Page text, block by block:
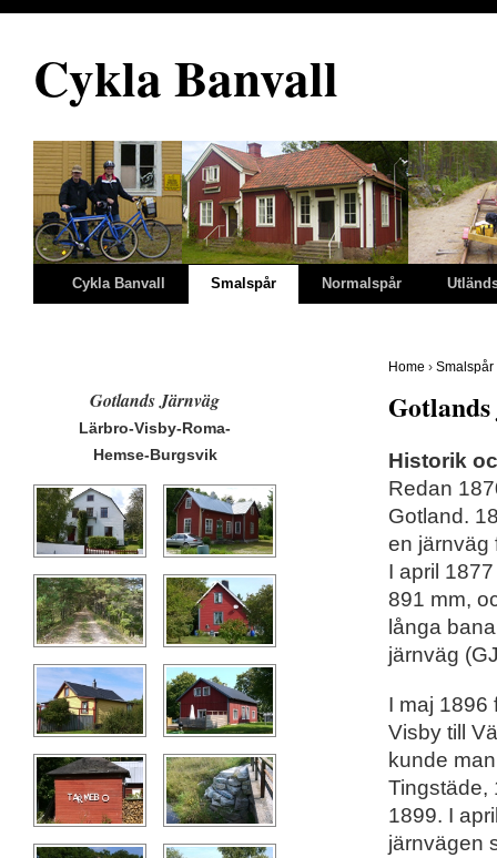
Cykla Banvall
Cykla Banvall Smalspår Normalspår
Home › Smalspår
Historik
Redan
Gotland.
en järnväg
I april
891 mm,
långa
järnväg
I maj 1896
Visby till
kunde
Tingstäde,
1899. I
järnvägen
Gotlands Järnväg
Lärbro-Visby-Roma-
Hemse-Burgsvik